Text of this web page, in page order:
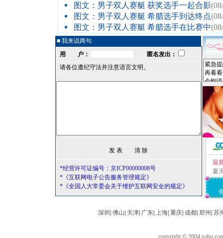
图文：男子双人赛艇 获奖选手一起合影
图文：男子双人赛艇 希腊选手到达终点
图文：男子双人赛艇 希腊选手在比赛中
■ 我来说两句
用 户：
匿名发出：
请各位遵纪守法并注意语言文明。
*经营许可证编号：京ICP00000008号
*《互联网电子公告服务管理规定》
*《全国人大常委会关于维护互联网安全的规定》
最
夏
深圳 佛山 天津| 广东| 上海| 重庆| 成都| 郑州 苏
copyright © 2004